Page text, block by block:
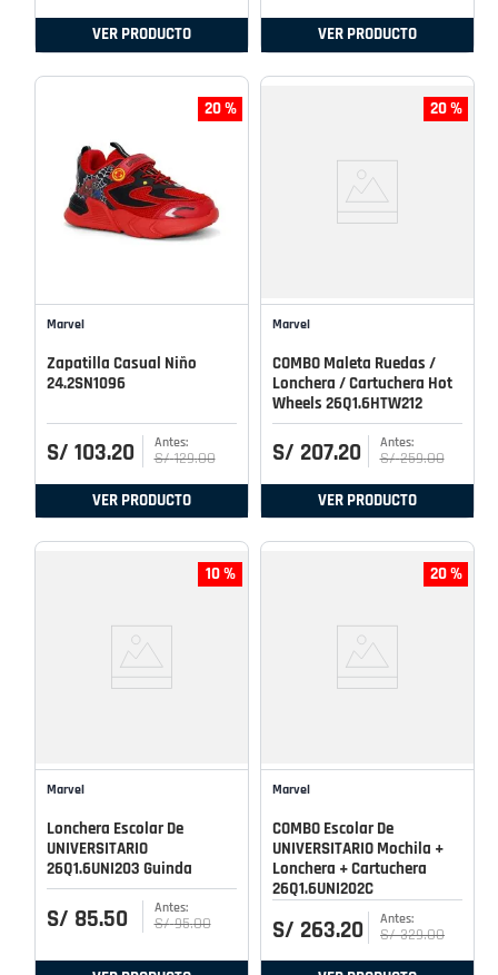
VER PRODUCTO VER PRODUCTO
20 %
Marvel
Zapatilla Casual Niño
24.2SN1096
S/ 103.20 S/ 129.00
VER PRODUCTO
20 %
Marvel
COMBO Maleta Ruedas /
Lonchera / Cartuchera Hot
Wheels 26Q1.6HTW212
S/ 207.20 S/ 259.00
VER PRODUCTO
10 %
Marvel
Lonchera Escolar De
UNIVERSITARIO
26Q1.6UNI203 Guinda
S/ 85.50 S/ 95.00
20 %
Marvel
COMBO Escolar De
UNIVERSITARIO Mochila +
Lonchera + Cartuchera
26Q1.6UNI202C
S/ 263.20 S/ 329.00